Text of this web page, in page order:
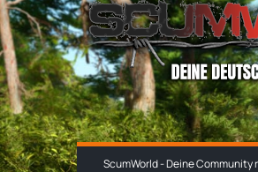
ScumWorld - Deine Community